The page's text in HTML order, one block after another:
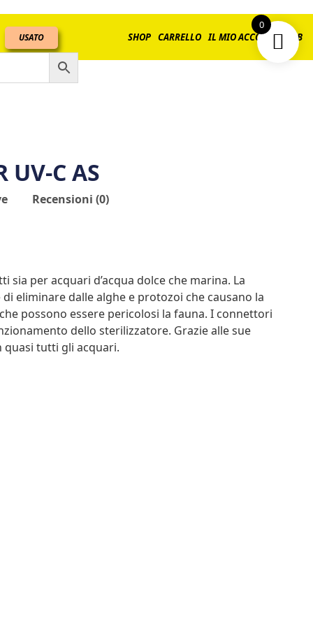
USATO SHOP CARRELLO IL MIO ACCOUNT B2B
UV-C AS
Recensioni (0)
sia per acquari d’acqua dolce che marina. La
eliminare dalle alghe e protozoi che causano la
possono essere pericolosi la fauna. I connettori
dello sterilizzatore. Grazie alle sue
quasi tutti gli acquari.
0